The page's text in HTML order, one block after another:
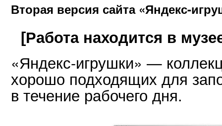
Вторая версия сайта «Яндекс-
[Работа находится в
«Яндекс-игрушки» —
хорошо подходящих для
в течение рабочего дня.